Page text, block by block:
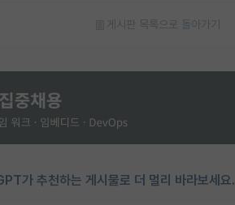
게시판 목록으로 돌아가기
가 추천하는 게시물로 더 멀리 바라보세요.